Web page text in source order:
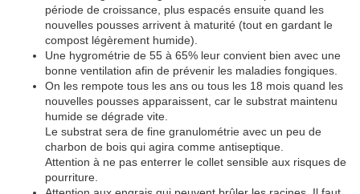
période de croissance, plus espacés ensuite quand les
nouvelles pousses arrivent à maturité (tout en gardant le
compost légèrement humide).
Une hygrométrie de 55 à 65% leur convient bien avec une
bonne ventilation afin de prévenir les maladies fongiques.
On les rempote tous les ans ou tous les 18 mois quand les
nouvelles pousses apparaissent, car le substrat maintenu
humide se dégrade vite.
Le substrat sera de fine granulométrie avec un peu de
charbon de bois qui agira comme antiseptique.
Attention à ne pas enterrer le collet sensible aux risques de
pourriture.